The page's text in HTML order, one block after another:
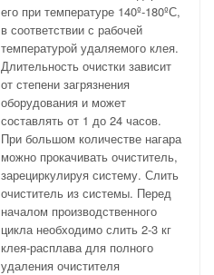
его при температуре 140º-180ºС,
в соответствии с рабочей
температурой удаляемого клея.
Длительность очистки зависит
от степени загрязнения
оборудования и может
составлять от 1 до 24 часов.
При большом количестве нагара
можно прокачивать очиститель,
зарециркулируя систему. Слить
очиститель из системы. Перед
началом производственного
цикла необходимо слить 2-3 кг
клея-расплава для полного
удаления очистителя